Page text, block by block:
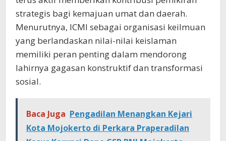
strategis bagi kemajuan umat dan daerah.
Menurutnya, ICMI sebagai organisasi keilmuan
yang berlandaskan nilai-nilai keislaman
memiliki peran penting dalam mendorong
lahirnya gagasan konstruktif dan transformasi
sosial.
Baca Juga Pengadilan Menangkan Kejari
Kota Mojokerto di Perkara Praperadilan